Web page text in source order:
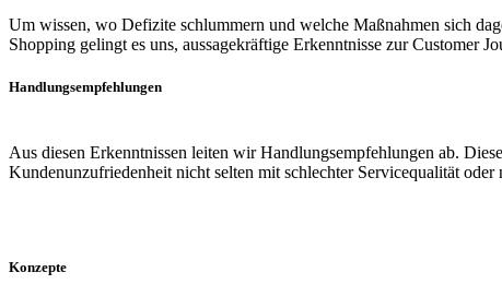
Um wissen, wo Defizite schlummern und welche Maßnahmen sich
Shopping gelingt es uns, aussagekräftige Erkenntnisse zur Customer
Handlungsempfehlungen
Aus diesen Erkenntnissen leiten wir Handlungsempfehlungen ab.
Kundenunzufriedenheit nicht selten mit schlechter Servicequalität
Konzepte